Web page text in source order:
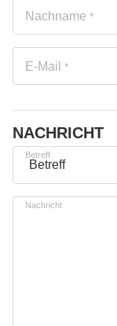
Nachname *
E-Mail *
NACHRICHT
Betreff
Nachricht